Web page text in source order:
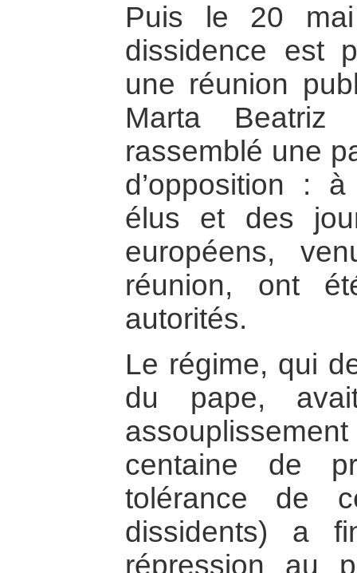
Puis le 20
dissidence est
une réunion
Marta
rassemblé une
d’opposition :
élus et des
européens,
réunion, ont
autorités.
Le régime, qui
du pape,
centaine de
tolérance de
dissidents) a
répression au